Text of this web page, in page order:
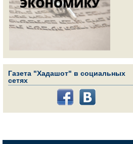
Газета "Хадашот" в социальных
сетях